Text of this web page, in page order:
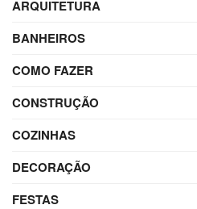
ARQUITETURA
BANHEIROS
COMO FAZER
CONSTRUÇÃO
COZINHAS
DECORAÇÃO
FESTAS